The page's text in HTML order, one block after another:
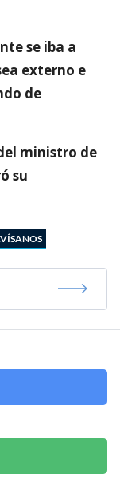
se iba a
externo e
de
ministro de
su